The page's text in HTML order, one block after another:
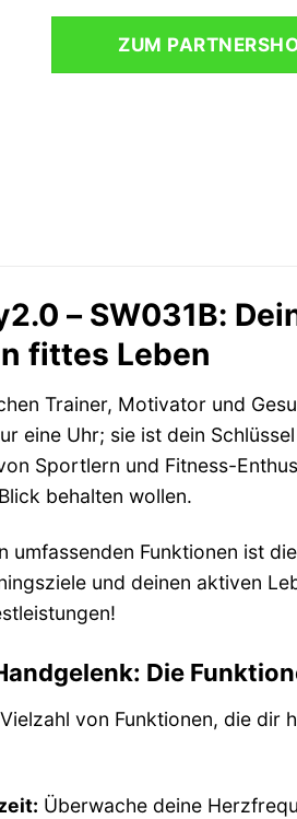
ZUM
– SW031B:
fittes Leben
Trainer, Motivator und
eine Uhr; sie ist dein
Sportlern und Fitness-
behalten wollen.
umfassenden Funktionen ist
und deinen aktiven
Die
von Funktionen, die
Überwache deine